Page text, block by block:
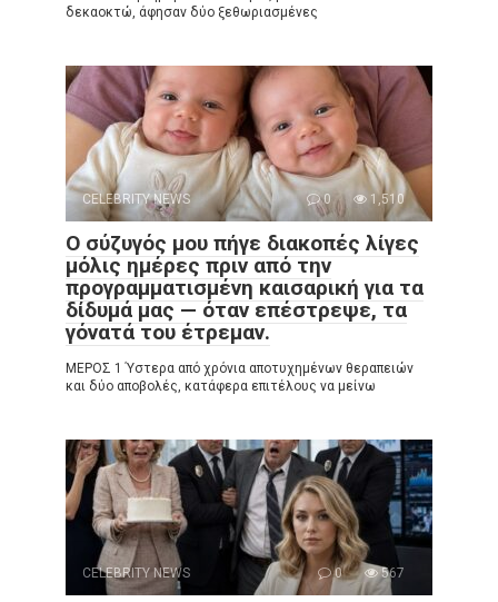
δεκαοκτώ, άφησαν δύο ξεθωριασμένες
CELEBRITY NEWS 0 1,510
Ο σύζυγός μου πήγε διακοπές λίγες
μόλις ημέρες πριν από την
προγραμματισμένη καισαρική για τα
δίδυμά μας — όταν επέστρεψε, τα
γόνατά του έτρεμαν.
ΜΕΡΟΣ 1 Ύστερα από χρόνια αποτυχημένων θεραπειών
και δύο αποβολές, κατάφερα επιτέλους να μείνω
CELEBRITY NEWS 0 567